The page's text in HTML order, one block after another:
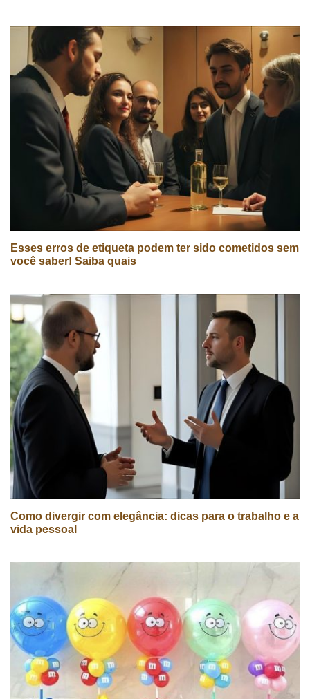
Esses erros de etiqueta podem ter sido cometidos sem
você saber! Saiba quais
Como divergir com elegância: dicas para o trabalho e a
vida pessoal